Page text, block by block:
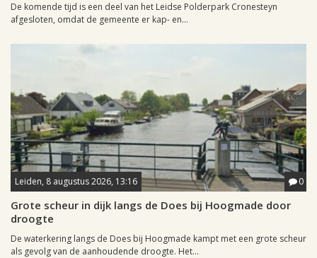
De komende tijd is een deel van het Leidse Polderpark Cronesteyn
afgesloten, omdat de gemeente er kap- en...
Leiden, 8 augustus 2026, 13:16 0
Grote scheur in dijk langs de Does bij Hoogmade door
droogte
De waterkering langs de Does bij Hoogmade kampt met een grote scheur
als gevolg van de aanhoudende droogte. Het...